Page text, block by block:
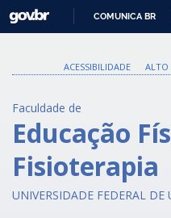
GOVBR
COMUNICA BR
ACESSIBILIDADE
ALTO
Faculdade de
Educação
Fisioterapia
UNIVERSIDADE FEDERAL DE